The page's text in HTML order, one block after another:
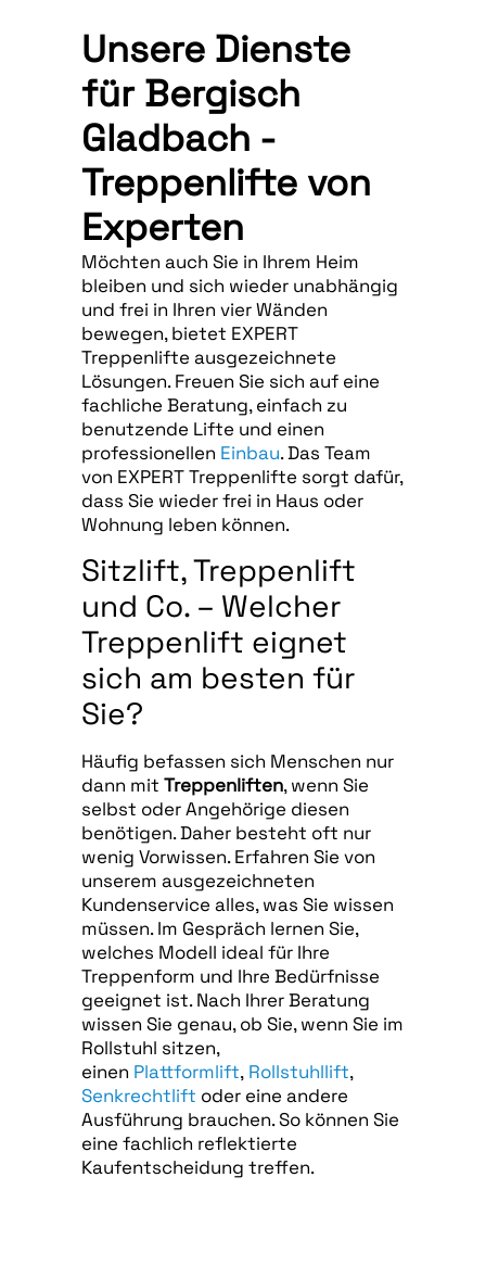
Unsere Dienste
für Bergisch
Gladbach -
Treppenlifte von
Experten
Möchten auch Sie in Ihrem Heim
bleiben und sich wieder unabhängig
und frei in Ihren vier Wänden
bewegen, bietet EXPERT
Treppenlifte ausgezeichnete
Lösungen. Freuen Sie sich auf eine
fachliche Beratung, einfach zu
benutzende Lifte und einen
professionellen Einbau. Das Team
von EXPERT Treppenlifte sorgt dafür,
dass Sie wieder frei in Haus oder
Wohnung leben können.
Sitzlift, Treppenlift
und Co. – Welcher
Treppenlift eignet
sich am besten für
Sie?
Häufig befassen sich Menschen nur
dann mit Treppenliften, wenn Sie
selbst oder Angehörige diesen
benötigen. Daher besteht oft nur
wenig Vorwissen. Erfahren Sie von
unserem ausgezeichneten
Kundenservice alles, was Sie wissen
müssen. Im Gespräch lernen Sie,
welches Modell ideal für Ihre
Treppenform und Ihre Bedürfnisse
geeignet ist. Nach Ihrer Beratung
wissen Sie genau, ob Sie, wenn Sie im
Rollstuhl sitzen,
einen Plattformlift, Rollstuhllift,
Senkrechtlift oder eine andere
Ausführung brauchen. So können Sie
eine fachlich reflektierte
Kaufentscheidung treffen.